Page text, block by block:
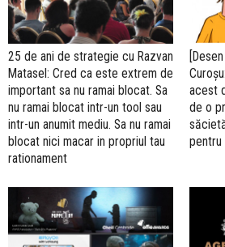
25 de ani de strategie cu Razvan
Matasel: Cred ca este extrem de
important sa nu ramai blocat. Sa
nu ramai blocat intr-un tool sau
intr-un anumit mediu. Sa nu ramai
blocat nici macar in propriul tau
rationament
acest
de o
pentru